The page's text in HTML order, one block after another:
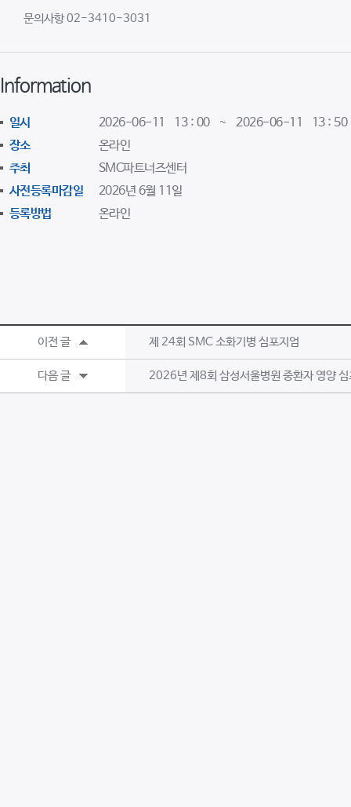
문의사항 02-3410-3031
Information
일시
2026-06-11 13 : 00 ~ 2026-06-11 13 : 50
장소
온라인
주최
SMC파트너즈센터
사전등록마감일
2026년 6월 11일
등록방법
온라인
이전 글 제 24회 SMC 소화기병 심포지엄
다음 글 2026년 제8회 삼성서울병원 중환자 영